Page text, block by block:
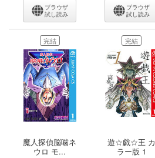
ブラウザ
試し読み
ブラウザ
試し読み
完結
魔人探偵脳噛ネ
ウロ モ...
完結
遊☆戯☆王 カ
ラー版 1